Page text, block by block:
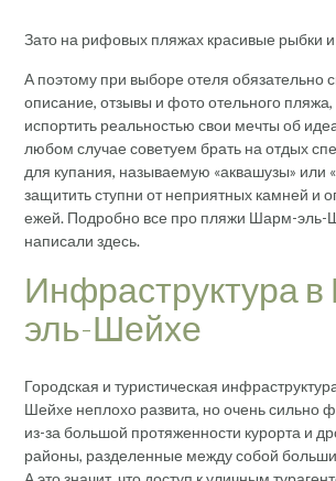
Зато на рифовых пляжах красивые рыбки
А поэтому при выборе отеля обязательно
описание, отзывы и фото отельного пляжа,
испортить реальностью свои мечты об
любом случае советуем брать на отдых
для купания, называемую «аквашузы» или
защитить ступни от неприятных камней и
ежей. Подробно все про пляжи Шарм-
написали здесь.
Инфраструктура
эль-Шейхе
Городская и туристическая
Шейхе неплохо развита, но очень сильно
из-за большой протяженности курорта и
районы, разделенные между собой